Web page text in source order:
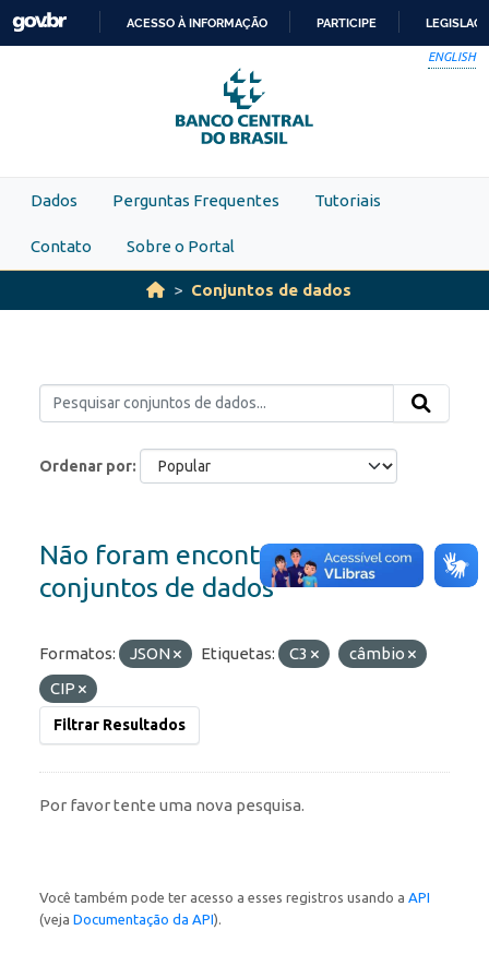
Skip to main content
PARA
O
CONTEÚDO
ACESSO À INFORMAÇÃO PARTICIPE
ENGLISH
Dados Perguntas Frequentes Tutoriais
Contato Sobre o Portal
Conjuntos de dados
Ordenar por
Não foram encontrados
conjuntos de dados
Formatos: JSON Etiquetas: C3
câmbio
CIP
Filtrar Resultados
Por favor tente uma nova pesquisa.
Você também pode ter acesso a esses registros usando a API
(veja Documentação da API).